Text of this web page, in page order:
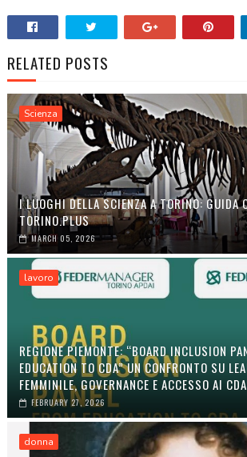
RELATED POSTS
Scienza
I LUOGHI DELLA SCIENZA A TORINO: GUIDA
TORINO.PLUS
MARCH 05, 2026
lavoro
REGIONE PIEMONTE: “BOARD INCLUSION
EDUCATION TO CDA” UN CONFRONTO SU
FEMMINILE, GOVERNANCE E ACCESSO AI CDA
FEBRUARY 27, 2026
donna